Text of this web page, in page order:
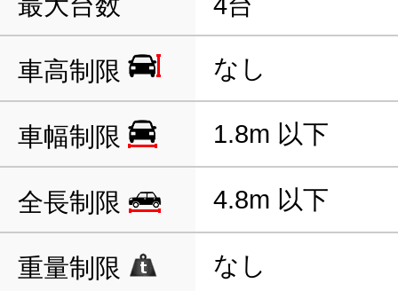
車高制限 なし
車幅制限 1.8m 以下
全長制限 4.8m 以下
重量制限 なし